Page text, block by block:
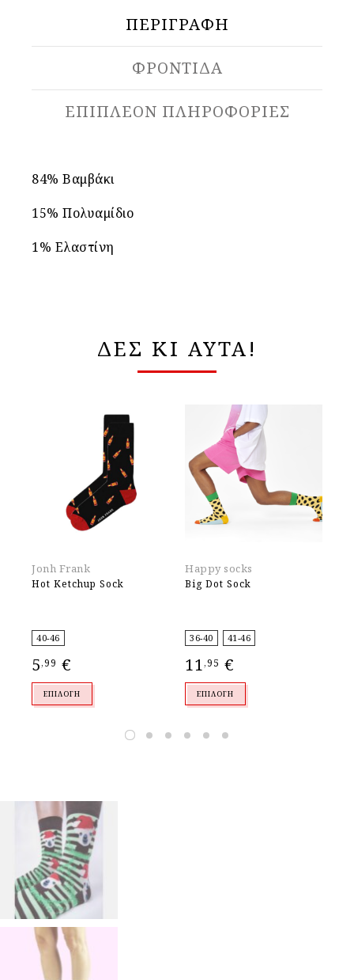
ΠΕΡΙΓΡΑΦΉ
ΦΡΟΝΤΙΔΑ
ΕΠΙΠΛΈΟΝ ΠΛΗΡΟΦΟΡΊΕΣ
84% Βαμβάκι
15% Πολυαμίδιο
1% Ελαστίνη
ΔΕΣ ΚΙ ΑΥΤΑ!
Jonh Frank
Hot Ketchup Sock
40-46
5,99 €
ΕΠΙΛΟΓΉ
Happy socks
Big Dot Sock
36-40 41-46
11,95 €
ΕΠΙΛΟΓΉ